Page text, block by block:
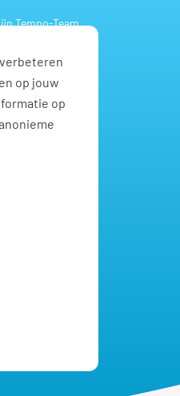
op jouw
op
Tempo-Team